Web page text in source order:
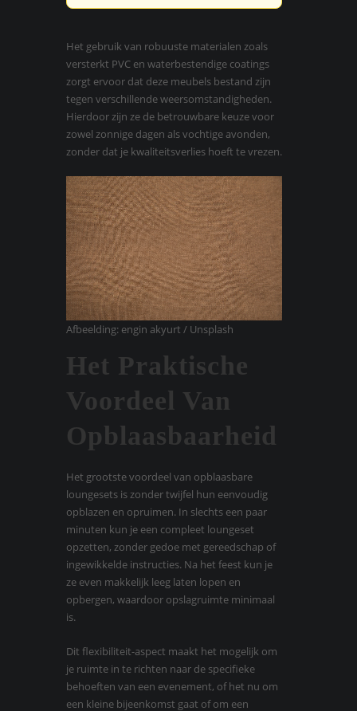
Het gebruik van robuuste materialen zoals
versterkt PVC en waterbestendige coatings
zorgt ervoor dat deze meubels bestand zijn
tegen verschillende weersomstandigheden.
Hierdoor zijn ze de betrouwbare keuze voor
zowel zonnige dagen als vochtige avonden,
zonder dat je kwaliteitsverlies hoeft te vrezen.
Afbeelding: engin akyurt / Unsplash
Het Praktische
Voordeel Van
Opblaasbaarheid
Het grootste voordeel van opblaasbare
loungesets is zonder twijfel hun eenvoudig
opblazen en opruimen. In slechts een paar
minuten kun je een compleet loungeset
opzetten, zonder gedoe met gereedschap of
ingewikkelde instructies. Na het feest kun je
ze even makkelijk leeg laten lopen en
opbergen, waardoor opslagruimte minimaal
is.
Dit flexibiliteit-aspect maakt het mogelijk om
je ruimte in te richten naar de specifieke
behoeften van een evenement, of het nu om
een kleine bijeenkomst gaat of om een